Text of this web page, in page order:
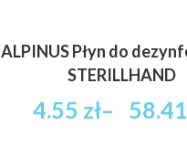
ALPINUS Płyn do
STERILLHAND
4.55 zł– 58.41
Zakres